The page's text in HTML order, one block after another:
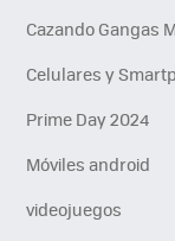
Cazando Gangas
Celulares y
Prime Day 2024
Móviles android
videojuegos